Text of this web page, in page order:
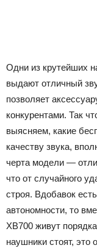
Одни из крутейших
выдают отличный
позволяет
конкурентами. Так
выясняем, какие
качеству звука,
черта модели —
что от случайного
строя. Вдобавок
автономности, то
XB700 живут
наушники стоят, это